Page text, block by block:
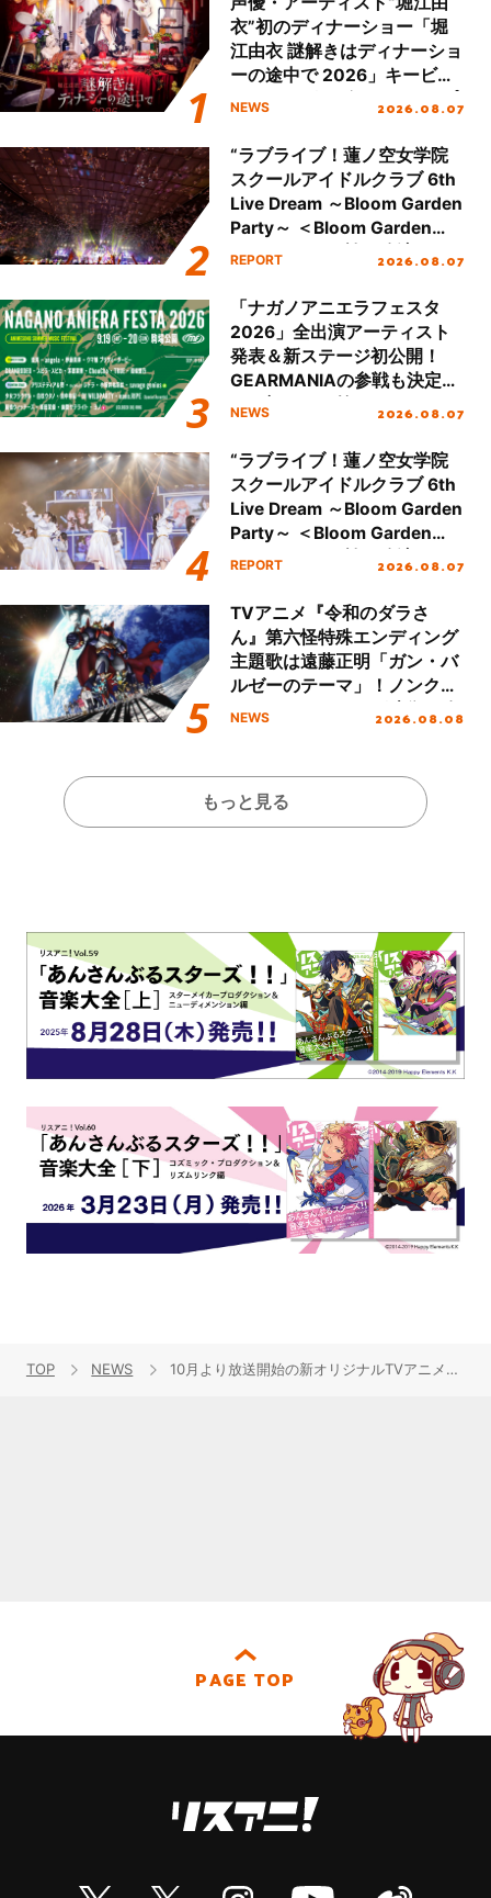
衣”初のディナーショー「堀
江由衣 謎解きはディナーショ
ーの途中で 2026」キービジ
ュアル＆グッズラインナップ
NEWS 2026.08.07
“ラブライブ！蓮ノ空女学院
スクールアイドルクラブ 6th
Live Dream ～Bloom Garden
Party～ ＜Bloom Garden
Party Stage／埼玉公演＞”
REPORT 2026.08.07
「ナガノアニエラフェスタ
2026」全出演アーティスト
発表＆新ステージ初公開！
GEARMANIAの参戦も決定
し、初となる第3ステージの
NEWS 2026.08.07
“ラブライブ！蓮ノ空女学院
スクールアイドルクラブ 6th
Live Dream ～Bloom Garden
Party～ ＜Bloom Garden
Party Stage／埼玉公演＞”
REPORT 2026.08.07
TVアニメ『令和のダラさ
ん』第六怪特殊エンディング
主題歌は遠藤正明「ガン・バ
ルゼーのテーマ」！ノンクレ
ジットエンディング映像も公
NEWS 2026.08.08
もっと見る
TOP NEWS 10月より放送開始の新オリジナルTVアニメ『コメット・ルシファー』新キービジュアル＆放送情報解禁！
PAGE TOP